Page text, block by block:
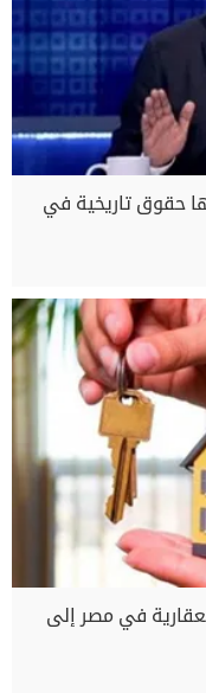
حقوق تاريخية في
في مصر إلى